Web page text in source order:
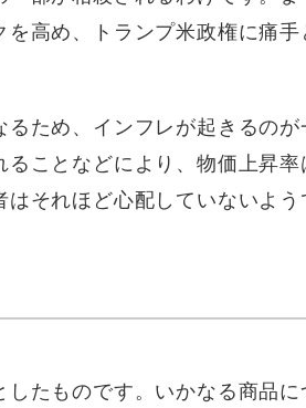
高め、トランプ米政権に痛手
ため、インフレが起きるのが
ことなどにより、物価上昇率
それほど心配していないよう
たものです。いかなる商品に